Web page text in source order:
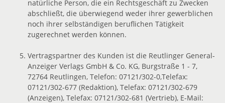
natürliche Person, die ein Rechtsgeschäft zu Zwecken
abschließt, die überwiegend weder ihrer gewerblichen
noch ihrer selbständigen beruflichen Tätigkeit
zugerechnet werden können.
Vertragspartner des Kunden ist die Reutlinger General-
Anzeiger Verlags GmbH & Co. KG, Burgstraße 1 - 7,
72764 Reutlingen, Telefon: 07121/302-0,Telefax:
07121/302-677 (Redaktion), Telefax: 07121/302-679
(Anzeigen), Telefax: 07121/302-681 (Vertrieb), E-Mail: